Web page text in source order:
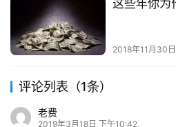
这些年你为
2018年11月30日
评论列表（1条）
老费
2019年3月18日 下午10:42